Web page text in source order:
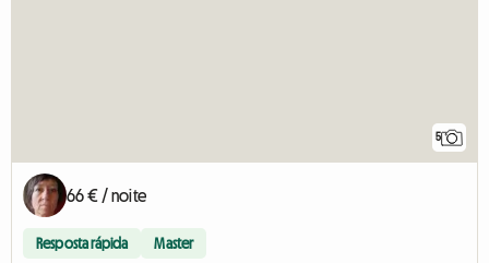
5
66 € / noite
Resposta rápida Master